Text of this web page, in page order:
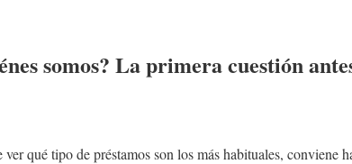
somos? La primera cuestión
ver qué tipo de préstamos son los más habituales, conviene